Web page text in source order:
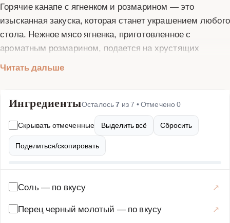
Горячие канапе с ягненком и розмарином — это
изысканная закуска, которая станет украшением любого
стола. Нежное мясо ягненка, приготовленное с
ароматным розмарином, подается на хрустящих
Это блюдо идеально подходит для фуршетов,
порадовать себя и близких чем-то особенным. В этом
рецепте мы расскажем, как правильно приготовить
мясо, чтобы оно оставалось сочным и ароматным, как
подобрать идеальные специи и как красиво подать
канапе. Вы узнаете все секреты приготовления этого
с удовольствием и наслаждайтесь результатом!
Закуски и салаты Горячие закуски
Читать дальше
ИнгредиентыОсталось7 из7 • Отмечено0
Скрывать отмеченные Выделить всё Сбросить
Поделиться/скопировать
Соль — по вкусу
Перец черный молотый — по вкусу